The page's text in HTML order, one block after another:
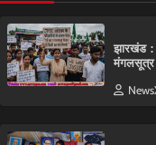
झारखंड :
मंगलसूत्र